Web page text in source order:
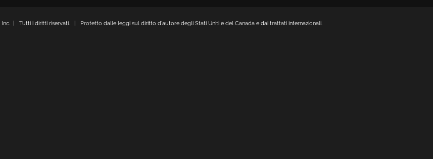
Inc. | Tutti i diritti riservati. | Protetto dalle leggi sul diritto d'autore degli Stati Uniti e del Canada e dai trattati internazionali.